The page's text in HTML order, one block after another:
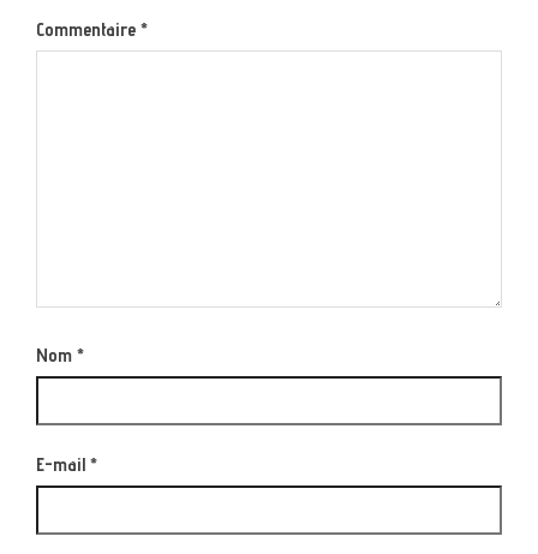
Commentaire *
Nom *
E-mail *